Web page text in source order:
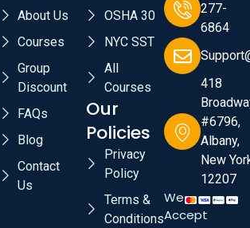
About Us
Courses
Group
Discount
FAQs
Blog
Contact
Us
OSHA 30
NYC SST
All
Courses
Our
Policies
Privacy
Policy
Terms &
Conditions
277-
6864
418
#6796,
Albany,
New
12207
We
Accept